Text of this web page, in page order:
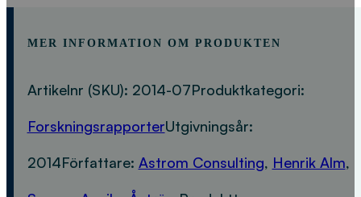
MER INFORMATION OM PRODUKTEN
Artikelnr (SKU): 2014-07Produktkategori:
ForskningsrapporterUtgivningsår:
2014Författare: Astrom Consulting, Henrik Alm,